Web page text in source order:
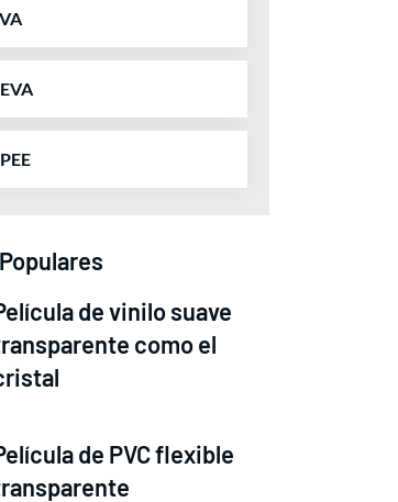
de vinilo suave
como el
de PVC flexible